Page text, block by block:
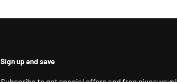
Sign up and save